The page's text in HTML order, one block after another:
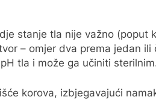
stanje tla nije važno (poput
– omjer dva prema jedan ili
tla i može ga učiniti
korova, izbjegavajući